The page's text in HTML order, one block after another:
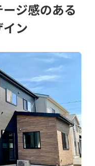
ジ感のある
ン